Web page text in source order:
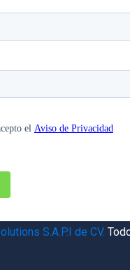
S.A.P.I de CV.